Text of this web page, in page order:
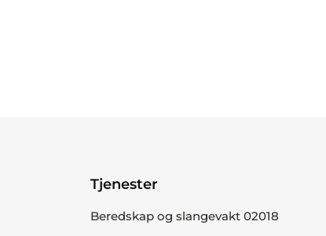
Tjenester
Beredskap og slangevakt 02018